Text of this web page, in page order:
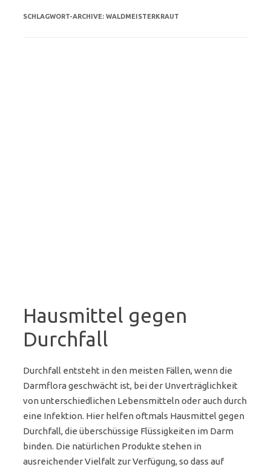
SCHLAGWORT-ARCHIVE: WALDMEISTERKRAUT
Hausmittel gegen
Durchfall
Durchfall entsteht in den meisten Fällen, wenn die
Darmflora geschwächt ist, bei der Unverträglichkeit
von unterschiedlichen Lebensmitteln oder auch durch
eine Infektion. Hier helfen oftmals Hausmittel gegen
Durchfall, die überschüssige Flüssigkeiten im Darm
binden. Die natürlichen Produkte stehen in
ausreichender Vielfalt zur Verfügung, so dass auf